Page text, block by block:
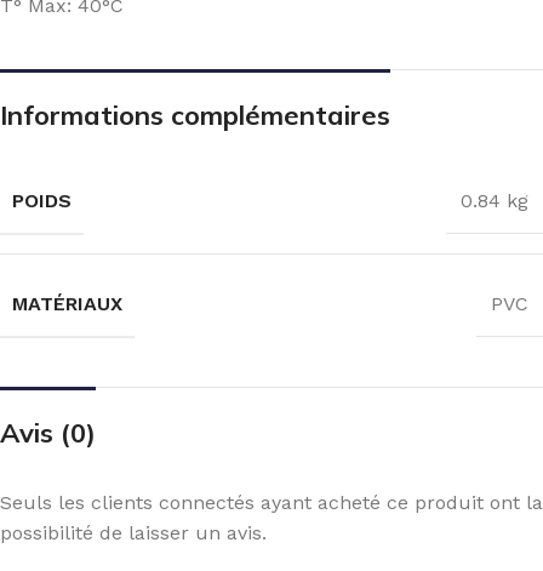
T° Max: 40°C
Informations complémentaires
POIDS 0.84 kg
MATÉRIAUX PVC
Avis (0)
Seuls les clients connectés ayant acheté ce produit ont la
possibilité de laisser un avis.